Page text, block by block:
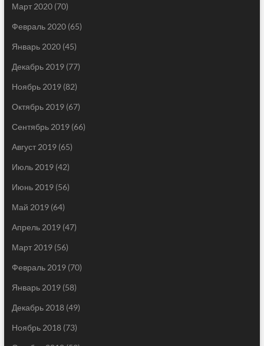
Март 2020(70)
Февраль 2020(65)
Январь 2020(45)
Декабрь 2019(77)
Ноябрь 2019(82)
Октябрь 2019(67)
Сентябрь 2019(66)
Август 2019(65)
Июль 2019(42)
Июнь 2019(56)
Май 2019(64)
Апрель 2019(47)
Март 2019(56)
Февраль 2019(70)
Январь 2019(58)
Декабрь 2018(49)
Ноябрь 2018(73)